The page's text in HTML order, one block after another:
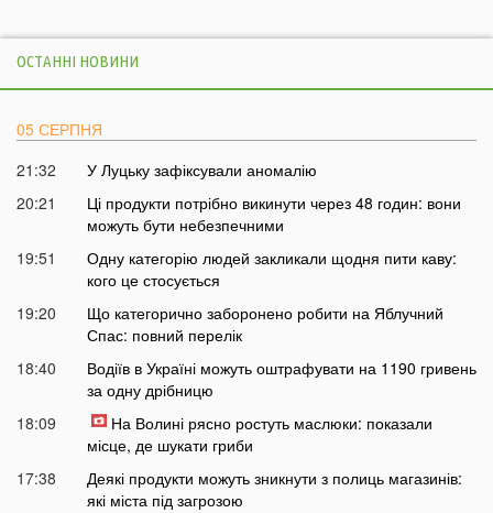
ОСТАННІ НОВИНИ
05 СЕРПНЯ
21:32
У Луцьку зафіксували аномалію
20:21
Ці продукти потрібно викинути через 48 годин: вони
можуть бути небезпечними
19:51
Одну категорію людей закликали щодня пити каву:
кого це стосується
19:20
Що категорично заборонено робити на Яблучний
Спас: повний перелік
18:40
Водіїв в Україні можуть оштрафувати на 1190 гривень
за одну дрібницю
18:09
На Волині рясно ростуть маслюки: показали
місце, де шукати гриби
17:38
Деякі продукти можуть зникнути з полиць магазинів:
які міста під загрозою